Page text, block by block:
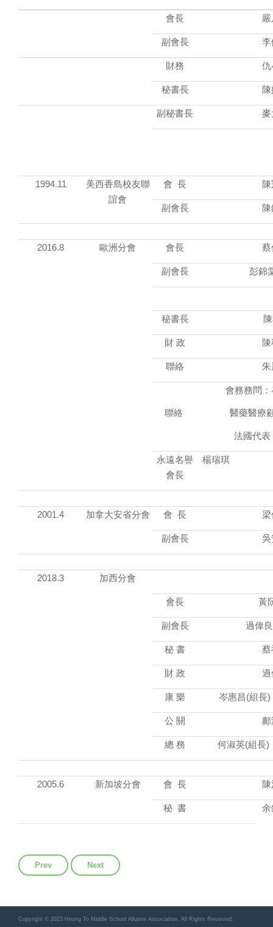
會長
副會長 李
財務 仇
秘書長
副秘書長 麥
1994.11
美西香島校友聯
誼會
會 長
副會長
2016.8 歐洲分會 會長 蔡
副會長 彭錦
秘書長
財 政
聯絡 朱
聯絡
會務務問
醫藥醫療
法國代表：
永遠名譽
會長
楊瑞琪
2001.4 加拿大安省分會 會 長 梁
副會長 吳
2018.3 加西分會
會長 黃阮
副會長 過偉
秘 書 蔡
財 政 過
康 樂 岑惠昌(組長
公 關
總 務 何淑英(組長
2005.6 新加坡分會 會 長
秘 書 余
Previous article: 理事會
Prev Next article: 榮獲殊榮校友
Next
Copyright © 2023 Heung To Middle School Allumni Association. All Rights Reserved.